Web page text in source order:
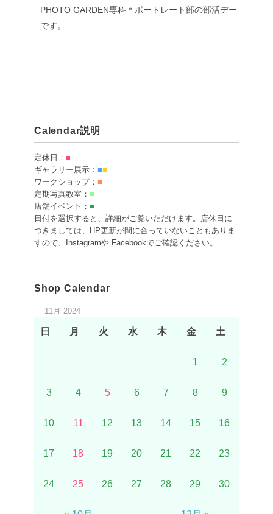
PHOTO GARDEN専科＊ポートレート部の部活デー
です。
Calendar説明
定休日： ■
ギャラリー展示： ■■
ワークショップ： ■
定期写真教室： ■
店舗イベント： ■
日付を選択すると、詳細がご覧いただけます。店休日に
つきましては、HP更新が間に合っていないこともありま
すので、Instagramや Facebookでご確認ください。
Shop Calendar
11月 2024
日 月 火 水 木 金 土
1 2
3 4 5 6 7 8 9
10 11 12 13 14 15 16
17 18 19 20 21 22 23
24 25 26 27 28 29 30